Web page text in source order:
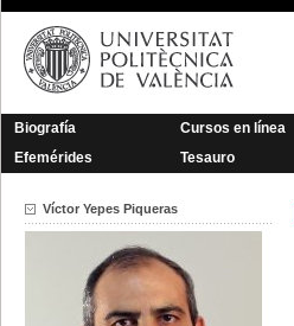
Saltar
contenido
Biografía Cursos en línea
Efemérides
Tesauro
Víctor Yepes Piqueras